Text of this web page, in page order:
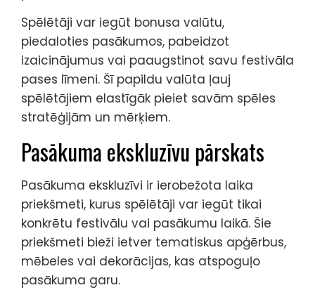
Spēlētāji var iegūt bonusa valūtu,
piedaloties pasākumos, pabeidzot
izaicinājumus vai paaugstinot savu festivāla
pases līmeni. Šī papildu valūta ļauj
spēlētājiem elastīgāk pieiet savām spēles
stratēģijām un mērķiem.
Pasākuma ekskluzīvu pārskats
Pasākuma ekskluzīvi ir ierobežota laika
priekšmeti, kurus spēlētāji var iegūt tikai
konkrētu festivālu vai pasākumu laikā. Šie
priekšmeti bieži ietver tematiskus apģērbus,
mēbeles vai dekorācijas, kas atspoguļo
pasākuma garu.